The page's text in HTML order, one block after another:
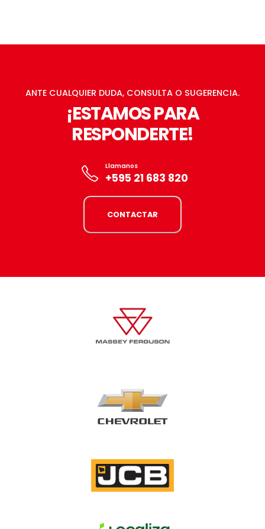
ANTE CUALQUIER DUDA, CONSULTA O SUGERENCIA.
¡ESTAMOS PARA
RESPONDERTE!
Llamanos
+595 21 683 820
CONTACTAR